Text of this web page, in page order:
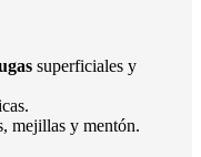
superficiales y
mejillas y mentón.